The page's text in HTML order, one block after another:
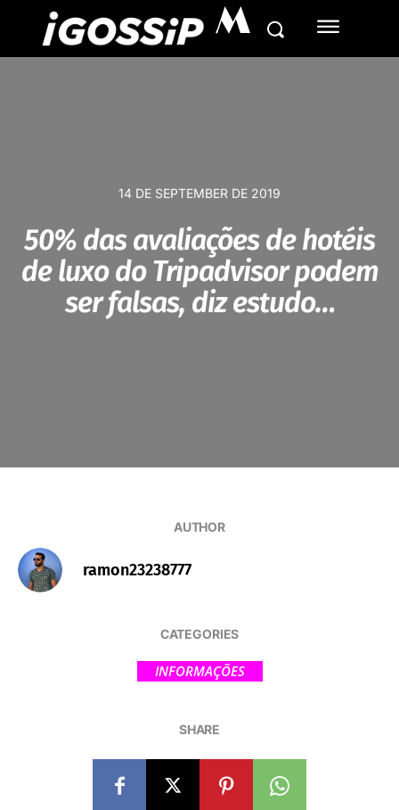
M
14 DE SEPTEMBER DE 2019
50% das avaliações de hotéis
de luxo do Tripadvisor podem
ser falsas, diz estudo…
AUTHOR
ramon23238777
CATEGORIES
INFORMAÇÕES
SHARE